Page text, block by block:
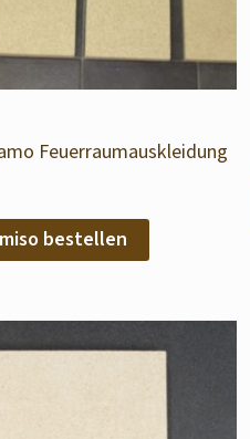
Feuerraumauskleidung
bestellen